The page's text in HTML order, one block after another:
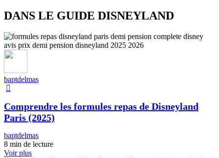
DANS LE GUIDE DISNEYLAND
baptdelmas
Comprendre les formules repas de Disneyland
Paris (2025)
baptdelmas
8 min de lecture
Voir plus